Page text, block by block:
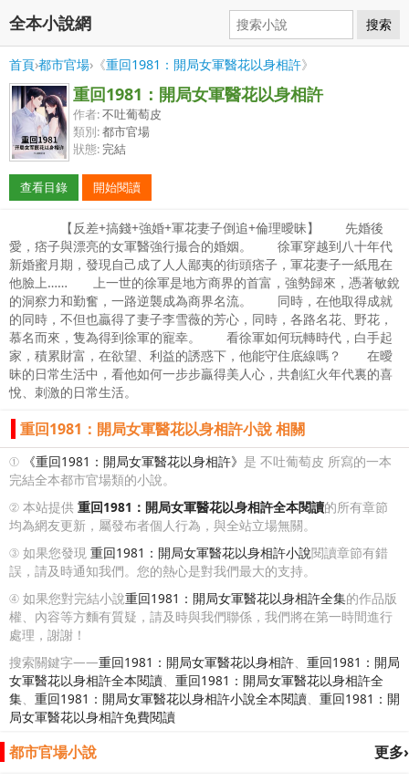
全本小說網 搜索
首頁›都市官場›《重回1981：開局女軍醫花以身相許》
重回1981：開局女軍醫花以身相許
作者:不吐葡萄皮
類別:都市官場
狀態: 完結
查看目錄 開始閱讀
【反差+搞錢+強婚+軍花妻子倒追+倫理曖昧】 先婚後
愛，痞子與漂亮的女軍醫強行撮合的婚姻。 徐軍穿越到八十年代
新婚蜜月期，發現自己成了人人鄙夷的街頭痞子，軍花妻子一紙甩在
他臉上…… 上一世的徐軍是地方商界的首富，強勢歸來，憑著敏銳
的洞察力和勤奮，一路逆襲成為商界名流。 同時，在他取得成就
的同時，不但也贏得了妻子李雪薇的芳心，同時，各路名花、野花，
慕名而來，隻為得到徐軍的寵幸。 看徐軍如何玩轉時代，白手起
家，積累財富，在欲望、利益的誘惑下，他能守住底線嗎？ 在曖
昧的日常生活中，看他如何一步步贏得美人心，共創紅火年代裏的喜
悅、刺激的日常生活。
重回1981：開局女軍醫花以身相許小說 相關
① 《重回1981：開局女軍醫花以身相許》 是 不吐葡萄皮 所寫的一本
完結全本都市官場類的小說。
② 本站提供 重回1981：開局女軍醫花以身相許全本閱讀的所有章節
均為網友更新，屬發布者個人行為，與全站立場無關。
③ 如果您發現 重回1981：開局女軍醫花以身相許小說閱讀章節有錯
誤，請及時通知我們。您的熱心是對我們最大的支持。
④ 如果您對完結小說重回1981：開局女軍醫花以身相許全集的作品版
權、內容等方麵有質疑，請及時與我們聯係，我們將在第一時間進行
處理，謝謝！
搜索關鍵字——重回1981：開局女軍醫花以身相許、 重回1981：開局
女軍醫花以身相許全本閱讀、 重回1981：開局女軍醫花以身相許全
集、 重回1981：開局女軍醫花以身相許小說全本閱讀、 重回1981：開
局女軍醫花以身相許免費閱讀
更多›
都市官場小說